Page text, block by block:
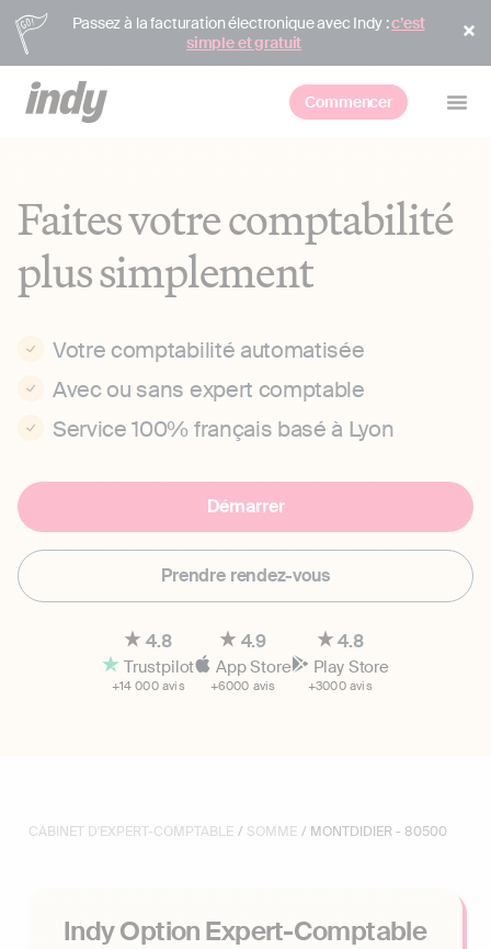
Passez à la facturation électronique avec Indy :c’est
simple et gratuit
Commencer
Faites votre comptabilité
plus simplement
Votre comptabilité automatisée
Avec ou sans expert comptable
Service 100% français basé à Lyon
Démarrer
Prendre rendez-vous
4.8
Trustpilot
+14 000 avis
4.9
App Store
+6000 avis
4.8
Play Store
+3000 avis
CABINET D'EXPERT-COMPTABLE / SOMME / MONTDIDIER - 80500
Indy Option Expert-Comptable